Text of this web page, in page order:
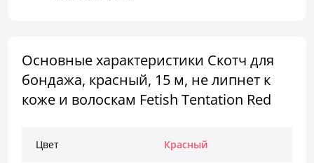
Основные характеристики Скотч для
бондажа, красный, 15 м, не липнет к
коже и волоскам Fetish Tentation Red
Цвет Красный